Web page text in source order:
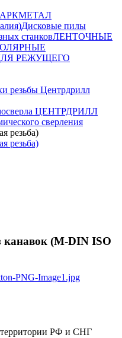
Дисковые пилы
станковЛЕНТОЧНЫЕ
РЕЖУЩЕГО
резьбы Центрдрилл
ЦЕНТРДРИЛЛ
сверления
резьба)
канавок (М-DIN ISO
территории РФ и СНГ